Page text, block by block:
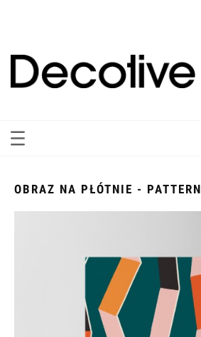
OBRAZ NA PŁÓTNIE - PATTERN